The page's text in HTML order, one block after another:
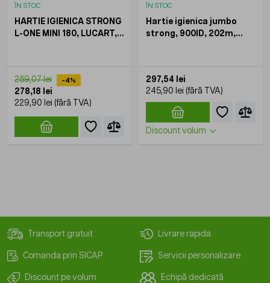
ÎN STOC
HARTIE IGIENICA STRONG
L-ONE MINI 180, LUCART,
289,07 lei -4%
278,18 lei
229,90 lei
ÎN STOC
Hartie igienica jumbo
strong, 900ID, 202m,
297,54 lei
245,90 lei
Discount volum
Transport gratuit Livrare rapida
Comanda prin SICAP Servicii personalizare
Discount pe volum Echipă dedicată